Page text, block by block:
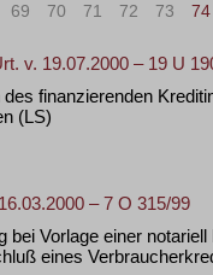
69 70 71 72 73 74
v. 19.07.2000 – 19 U
finanzierenden
(LS)
– 7 O 315/99
bei Vorlage einer notariell
eines